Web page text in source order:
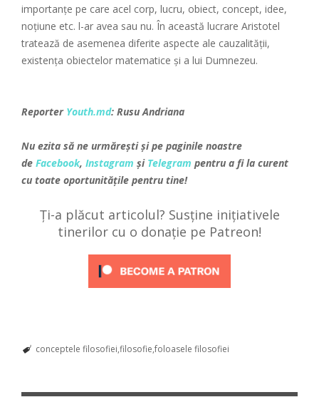
importanțe pe care acel corp, lucru, obiect, concept, idee,
noțiune etc. l-ar avea sau nu. În această lucrare Aristotel
tratează de asemenea diferite aspecte ale cauzalității,
existența obiectelor matematice și a lui Dumnezeu.
Reporter Youth.md: Rusu Andriana
Nu ezita să ne urmărești și pe paginile noastre
de Facebook, Instagram și Telegram pentru a fi la curent
cu toate oportunitățile pentru tine!
Ți-a plăcut articolul? Susține inițiativele
tinerilor cu o donație pe Patreon!
conceptele filosofiei filosofie foloasele filosofiei